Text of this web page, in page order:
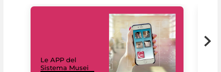
Le APP del
Sistema Musei